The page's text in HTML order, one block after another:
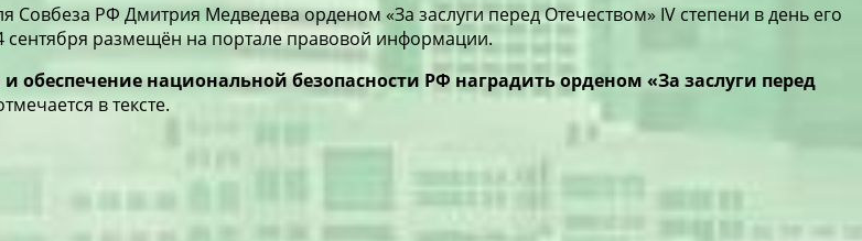
Совбеза РФ Дмитрия Медведева орденом «За заслуги перед Отечеством» IV степени в день его
сентября размещён на портале правовой информации.
обеспечение национальной безопасности РФ наградить орденом «За заслуги перед
в тексте.